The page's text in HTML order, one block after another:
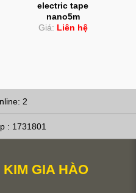
electric tape
nano5m
Giá: Liên hệ
2
: 1731801
GIA HÀO